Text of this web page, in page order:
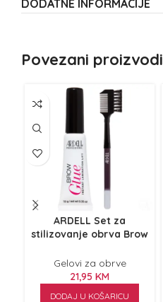
DODATNE INFORMACIJE
Povezani proizvodi
ARDELL Set za
stilizovanje obrva Brow
Gelovi za obrve
21,95 KM
DODAJ U KOŠARICU